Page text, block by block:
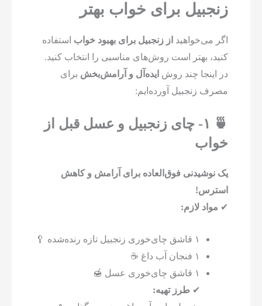
زنجبیل برای خواب بهتر
اگر می‌خواهید از زنجبیل برای بهبود خواب استفاده
کنید، بهتر است روش‌های مناسبی را انتخاب کنید.
در اینجا چند روش ایده‌آل و آرامش‌بخش برای
مصرف زنجبیل آورده‌ایم:
🍵 ۱- چای زنجبیل و عسل قبل از
خواب
یک نوشیدنی فوق‌العاده برای آرامش و کاهش
استرس!
✔ مواد لازم:
۱ قاشق چای‌خوری زنجبیل تازه رنده‌شده 🥄
۱ فنجان آب داغ ☕
۱ قاشق چای‌خوری عسل 🍯
✔طرز تهیه: